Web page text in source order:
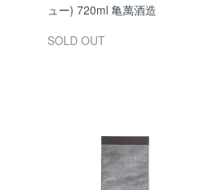
ュー) 720ml 亀萬酒造
SOLD OUT